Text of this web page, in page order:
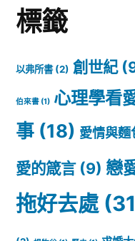
標籤
以弗所書(2) 創世紀
伯來書 (1) 心理學看
事 (18) 愛情與麵
愛的箴言(9) 戀
拖好去處